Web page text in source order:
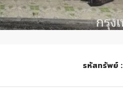
รหัสทรัพย์ :